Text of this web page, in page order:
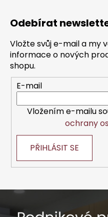
Odebírat
Vložte svůj e-mail a my
informace o nových
shopu.
E-mail
Vložením e-mailu
ochrany
PŘIHLÁSIT SE